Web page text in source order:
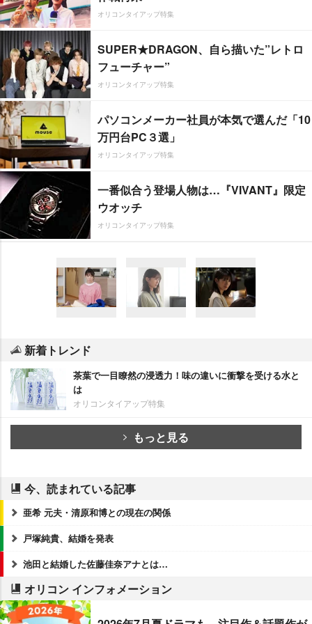
オリコンタイアップ特集
SUPER★DRAGON、自ら描いた”レトロ
フューチャー”
オリコンタイアップ特集
パソコンメーカー社員が本気で選んだ「10
万円台PC３選」
オリコンタイアップ特集
一番似合う登場人物は…『VIVANT』限定
ウオッチ
オリコンタイアップ特集
新着トレンド
茶葉で一目瞭然の浸透力！味の違いに衝撃を受ける水と
は
オリコンタイアップ特集
もっと見る
今、読まれている記事
亜希 元夫・清原和博との現在の関係
戸塚純貴、結婚を発表
池田と結婚した佐藤佳奈アナとは…
オリコン インフォメーション